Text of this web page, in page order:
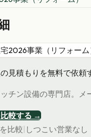
2026事業（リフォーム
見積もりを無料で依頼
チン設備の専門店。
較する →
比較 しつこい営業なし